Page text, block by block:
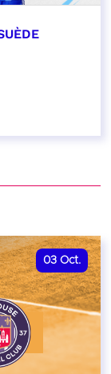
03 Oct.